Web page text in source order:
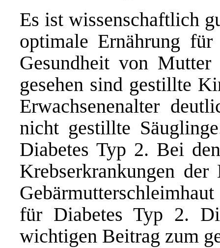
Es ist wissenschaftlich
optimale Ernährung
Gesundheit von
gesehen sind gestillte
Erwachsenenalter
nicht gestillte
Diabetes Typ 2. Bei
Krebserkrankungen
für Diabetes Typ 2.
wichtigen Beitrag zum